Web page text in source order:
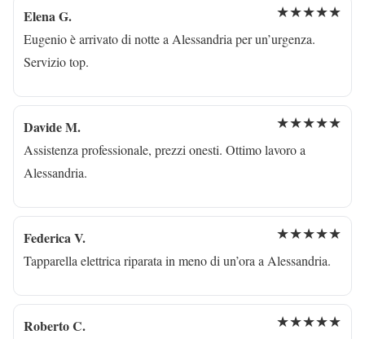
Elena G. ★★★★★
Eugenio è arrivato di notte a Alessandria per un’urgenza.
Servizio top.
Davide M. ★★★★★
Assistenza professionale, prezzi onesti. Ottimo lavoro a
Alessandria.
Federica V. ★★★★★
Tapparella elettrica riparata in meno di un’ora a Alessandria.
Roberto C. ★★★★★